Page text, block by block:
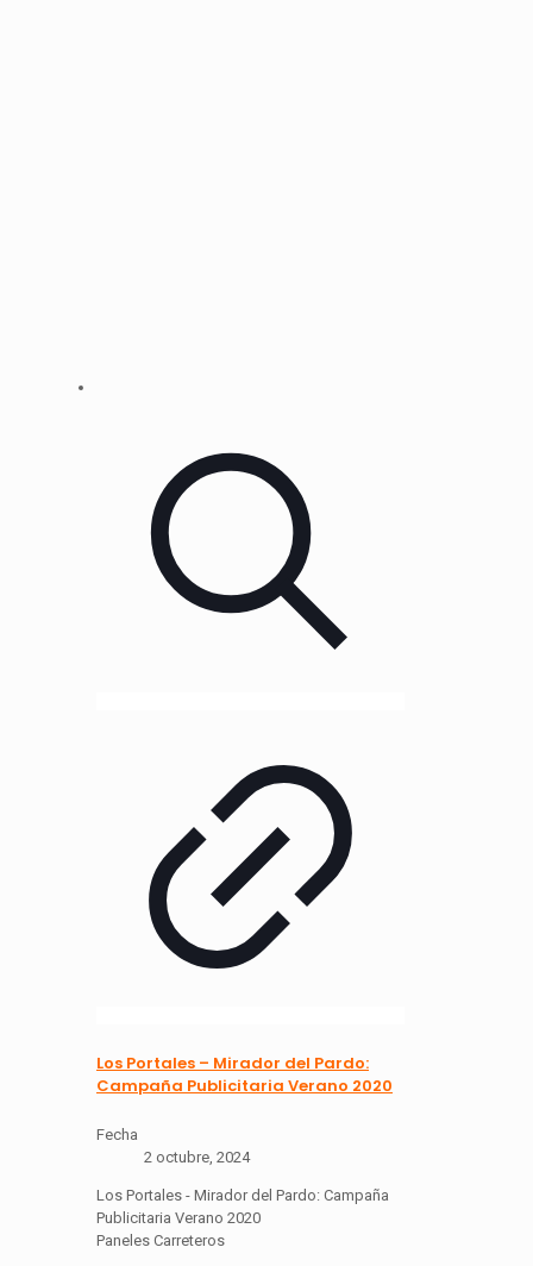
Los Portales – Mirador del Pardo:
Campaña Publicitaria Verano 2020
Fecha
2 octubre, 2024
Los Portales - Mirador del Pardo: Campaña
Publicitaria Verano 2020
Paneles Carreteros